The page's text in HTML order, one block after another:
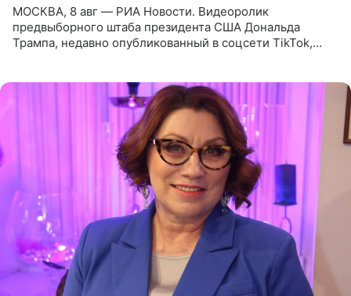
МОСКВА, 8 авг — РИА Новости. Видеоролик
предвыборного штаба президента США Дональда
Трампа, недавно опубликованный в соцсети TikTok,